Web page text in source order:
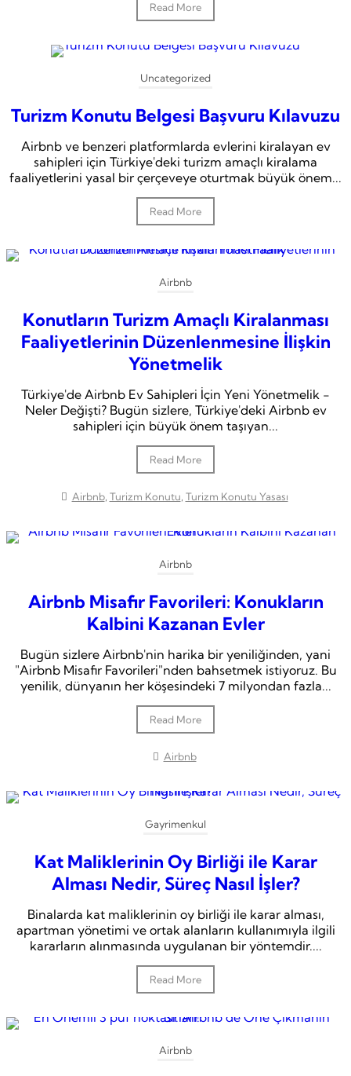
Read More
Uncategorized
Turizm Konutu Belgesi Başvuru Kılavuzu
Airbnb ve benzeri platformlarda evlerini kiralayan ev
sahipleri için Türkiye'deki turizm amaçlı kiralama
faaliyetlerini yasal bir çerçeveye oturtmak büyük önem...
Read More
Airbnb
Konutların Turizm Amaçlı Kiralanması
Faaliyetlerinin Düzenlenmesine İlişkin
Yönetmelik
Türkiye'de Airbnb Ev Sahipleri İçin Yeni Yönetmelik -
Neler Değişti? Bugün sizlere, Türkiye'deki Airbnb ev
sahipleri için büyük önem taşıyan...
Read More
Airbnb, Turizm Konutu Turizm Konutu Yasası
Airbnb
Airbnb Misafir Favorileri: Konukların
Kalbini Kazanan Evler
Bugün sizlere Airbnb'nin harika bir yeniliğinden, yani
"Airbnb Misafir Favorileri"nden bahsetmek istiyoruz. Bu
yenilik, dünyanın her köşesindeki 7 milyondan fazla...
Read More
Airbnb
Gayrimenkul
Kat Maliklerinin Oy Birliği ile Karar
Alması Nedir, Süreç Nasıl İşler?
Binalarda kat maliklerinin oy birliği ile karar alması,
apartman yönetimi ve ortak alanların kullanımıyla ilgili
kararların alınmasında uygulanan bir yöntemdir....
Read More
Airbnb